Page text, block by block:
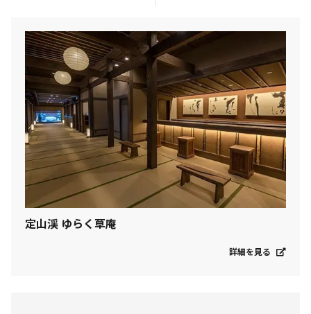
定山渓 ゆらく草庵
詳細を見る